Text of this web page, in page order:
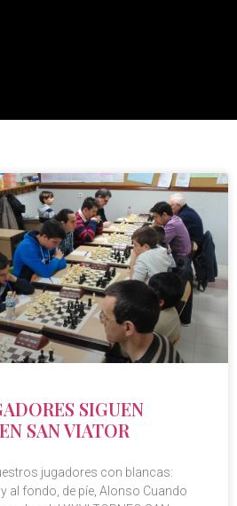
SIGUEN
SAN VIATOR
jugadores con blancas:
al fondo, de píe, Alonso Cuando